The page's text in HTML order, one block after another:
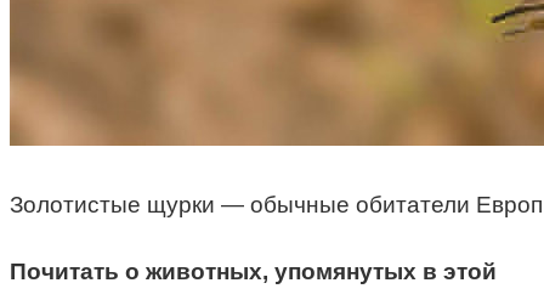
Золотистые щурки — обычные обитатели
Почитать о животных, упомянутых в этой